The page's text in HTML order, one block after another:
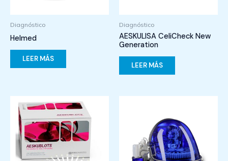
Diagnóstico
Helmed
LEER MÁS
Diagnóstico
AESKULISA CeliCheck New
Generation
LEER MÁS